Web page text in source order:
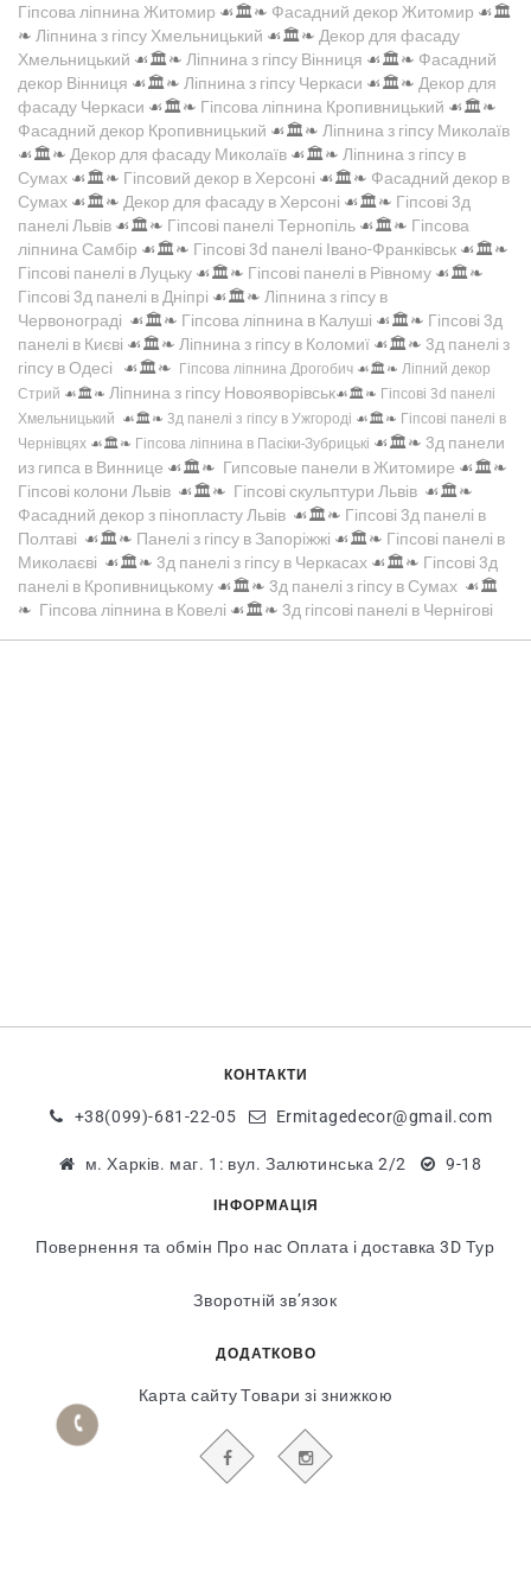
Гіпсова ліпнина Житомир ☙🏛️❧ Фасадний декор Житомир ☙🏛️
❧ Ліпнина з гіпсу Хмельницький ☙🏛️❧ Декор для фасаду
Хмельницький ☙🏛️❧ Ліпнина з гіпсу Вінниця ☙🏛️❧ Фасадний
декор Вінниця ☙🏛️❧ Ліпнина з гіпсу Черкаси ☙🏛️❧ Декор для
фасаду Черкаси ☙🏛️❧ Гіпсова ліпнина Кропивницький ☙🏛️❧
Фасадний декор Кропивницький ☙🏛️❧ Ліпнина з гіпсу Миколаїв
☙🏛️❧ Декор для фасаду Миколаїв ☙🏛️❧ Ліпнина з гіпсу в
Сумах ☙🏛️❧ Гіпсовий декор в Херсоні ☙🏛️❧ Фасадний декор в
Сумах ☙🏛️❧ Декор для фасаду в Херсоні ☙🏛️❧ Гіпсові 3д
панелі Львів ☙🏛️❧ Гіпсові панелі Тернопіль ☙🏛️❧ Гіпсова
ліпнина Самбір ☙🏛️❧ Гіпсові 3d панелі Івано-Франківськ ☙🏛️❧
Гіпсові панелі в Луцьку ☙🏛️❧ Гіпсові панелі в Рівному ☙🏛️❧
Гіпсові 3д панелі в Дніпрі ☙🏛️❧ Ліпнина з гіпсу в
Червонограді ☙🏛️❧ Гіпсова ліпнина в Калуші ☙🏛️❧ Гіпсові 3д
панелі в Києві ☙🏛️❧ Ліпнина з гіпсу в Коломиї ☙🏛️❧ 3д панелі з
гіпсу в Одесі ☙🏛️❧ Гіпсова ліпнина Дрогобич ☙🏛️❧ Ліпний декор
Стрий ☙🏛️❧ Ліпнина з гіпсу Новояворівськ☙🏛️❧ Гіпсові 3d панелі
Хмельницький ☙🏛️❧ 3д панелі з гіпсу в Ужгороді ☙🏛️❧ Гіпсові панелі в
Чернівцях ☙🏛️❧ Гіпсова ліпнина в Пасіки-Зубрицькі ☙🏛️❧ 3д панели
из гипса в Виннице ☙🏛️❧ Гипсовые панели в Житомире ☙🏛️❧
Гіпсові колони Львів ☙🏛️❧ Гіпсові скульптури Львів ☙🏛️❧
Фасадний декор з пінопласту Львів ☙🏛️❧ Гіпсові 3д панелі в
Полтаві ☙🏛️❧ Панелі з гіпсу в Запоріжжі ☙🏛️❧ Гіпсові панелі в
Миколаєві ☙🏛️❧ 3д панелі з гіпсу в Черкасах ☙🏛️❧ Гіпсові 3д
панелі в Кропивницькому ☙🏛️❧ 3д панелі з гіпсу в Сумах ☙🏛️
❧ Гіпсова ліпнина в Ковелі ☙🏛️❧ 3д гіпсові панелі в Чернігові
КОНТАКТИ
+38(099)-681-22-05 Ermitagedecor@gmail.com
м. Харків. маг. 1: вул. Залютинська 2/2 9-18
ІНФОРМАЦІЯ
Повернення та обмін Про нас Оплата і доставка 3D Тур
Зворотній зв’язок
ДОДАТКОВО
Карта сайту Товари зі знижкою